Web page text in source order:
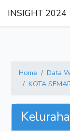
INSIGHT 2024
Home Data
KOTA